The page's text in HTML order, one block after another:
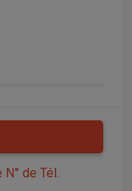
de Tél.